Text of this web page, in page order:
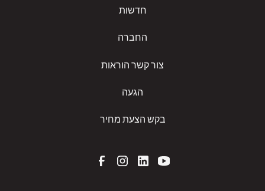
חדשות
החברה
צור קשר הוראות
הגעה
בקש הצעת מחיר